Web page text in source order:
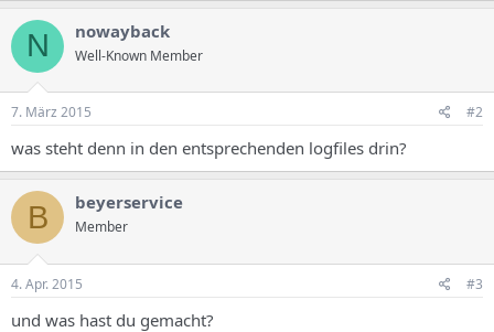
N nowayback
Well-Known Member
7. März 2015 #2
was steht denn in den entsprechenden logfiles drin?
B beyerservice
Member
4. Apr. 2015 #3
und was hast du gemacht?